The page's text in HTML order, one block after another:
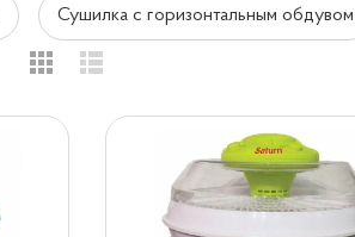
Сушилка с горизонтальным обдувом